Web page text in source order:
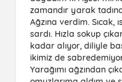
zamandır yarak
Ağzına verdim. Sıcak,
sardı. Hızla sokup
kadar alıyor, diliyle
ikimiz de
Yarağımı ağzından